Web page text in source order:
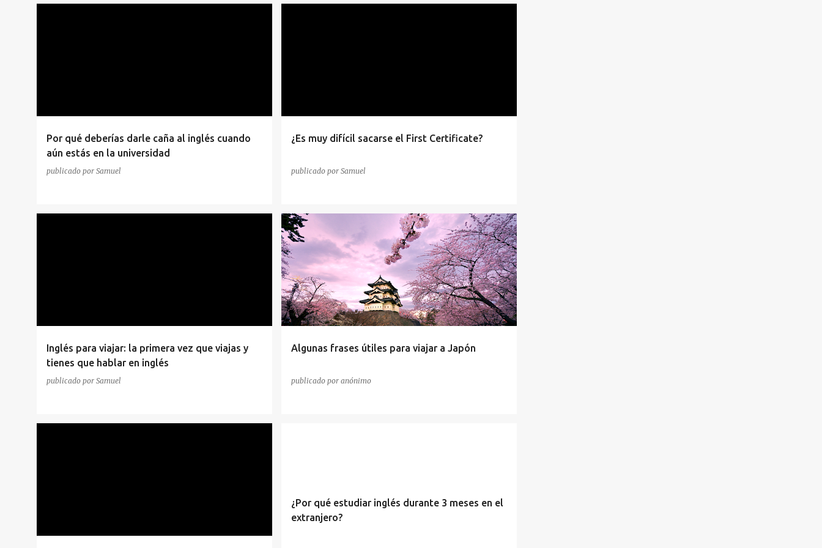
a
d
a
Por qué deberías darle caña al inglés cuando
aún estás en la universidad
publicado por Samuel
¿Es muy difícil sacarse el First Certificate?
publicado por Samuel
Inglés para viajar: la primera vez que viajas y
tienes que hablar en inglés
publicado por Samuel
Algunas frases útiles para viajar a Japón
publicado por anónimo
¿Por qué estudiar inglés durante 3 meses en el
extranjero?